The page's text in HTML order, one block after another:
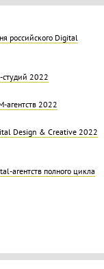
российского Digital
студий 2022
агентств 2022
Design & Creative 2022
агентств полного цикла